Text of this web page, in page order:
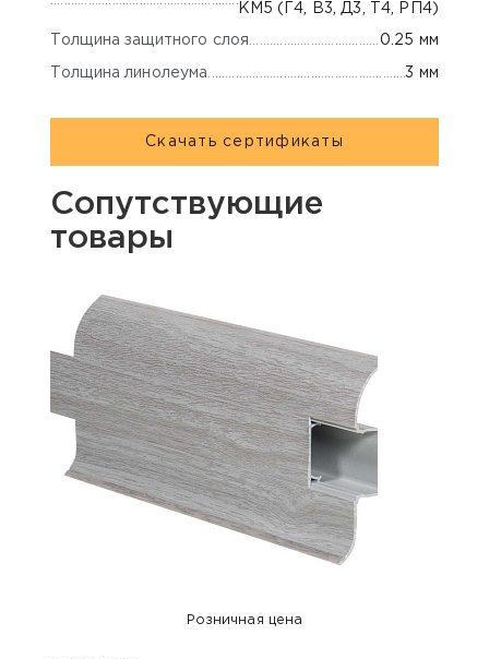
КМ5 (Г4, В3, Д3, Т4, РП4)
Толщина защитного слоя 0.25 мм
Толщина линолеума 3 мм
Скачать сертификаты
Сопутствующие
товары
Розничная цена